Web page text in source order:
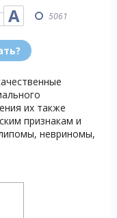
А 5061
их также
признакам и
невриномы,